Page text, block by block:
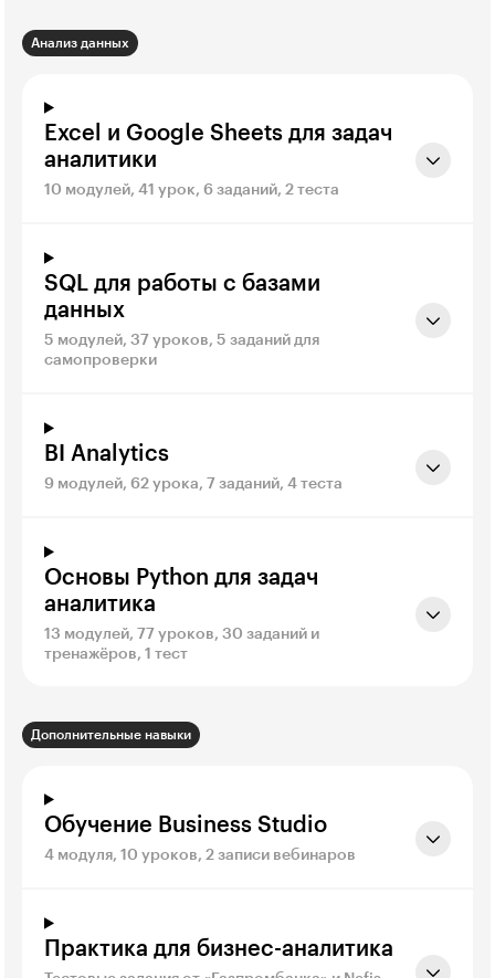
Анализ данных
Excel и Google Sheets для задач
аналитики
10 модулей, 41 урок, 6 заданий, 2 теста
SQL для работы с базами
данных
5 модулей, 37 уроков, 5 заданий для
самопроверки
BI Analytics
9 модулей, 62 урока, 7 заданий, 4 теста
Основы Python для задач
аналитика
13 модулей, 77 уроков, 30 заданий и
тренажёров, 1 тест
Дополнительные навыки
Обучение Business Studio
4 модуля, 10 уроков, 2 записи вебинаров
Практика для бизнес-аналитика